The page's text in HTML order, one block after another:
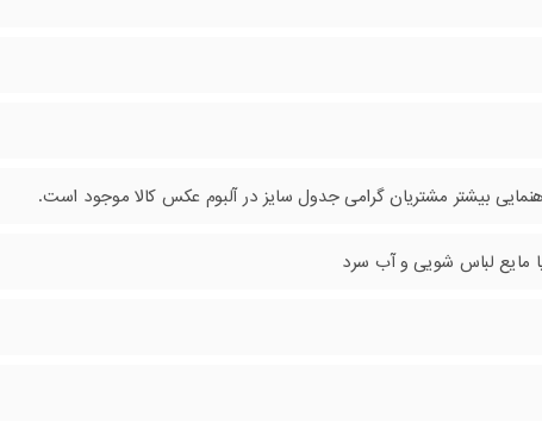
بیشتر مشتریان گرامی جدول سایز در آلبوم عکس کالا موجود است.
مایع لباس شویی و آب سرد